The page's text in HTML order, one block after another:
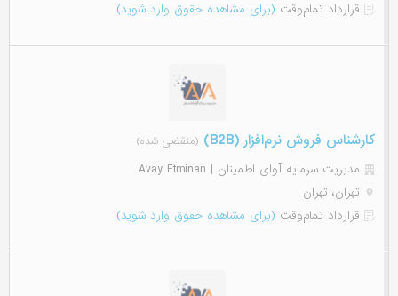
قرارداد تمام‌وقت (برای مشاهده حقوق وارد شوید)
کارشناس فروش نرم‌افزار (B2B) (منقضی شده)
مدیریت سرمایه آوای اطمینان | Avay Etminan
تهران، تهران
قرارداد تمام‌وقت (برای مشاهده حقوق وارد شوید)